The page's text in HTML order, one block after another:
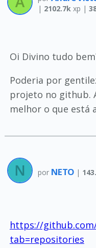
| 2102.7k xp |
Oi Divino tudo
Poderia por
projeto no github.
melhor o que está
por NETO |
https://github.com/
tab=repositories